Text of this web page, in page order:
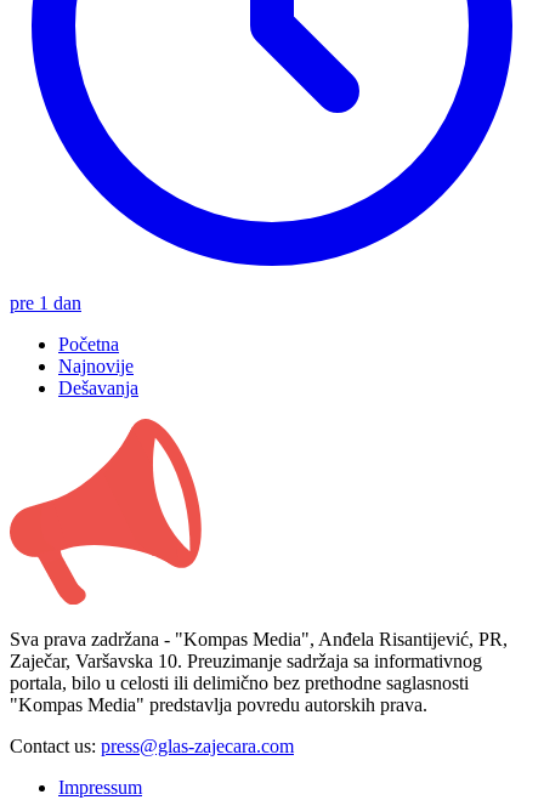
pre 1 dan
Početna
Najnovije
Dešavanja
Sva prava zadržana - "Kompas Media", Anđela Risantijević, PR,
Zaječar, Varšavska 10. Preuzimanje sadržaja sa informativnog
portala, bilo u celosti ili delimično bez prethodne saglasnosti
"Kompas Media" predstavlja povredu autorskih prava.
Contact us: press@glas-zajecara.com
Impressum